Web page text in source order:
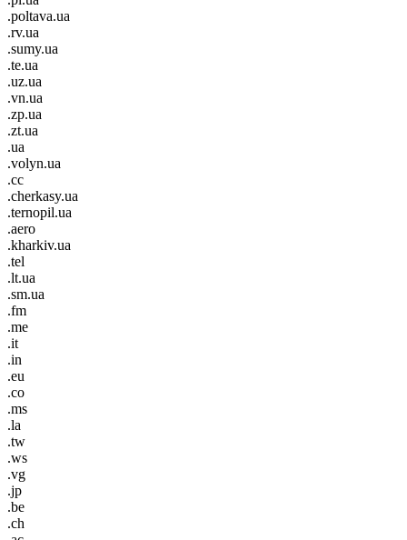
.poltava.ua
.rv.ua
.sumy.ua
.te.ua
.uz.ua
.vn.ua
.zp.ua
.zt.ua
.ua
.volyn.ua
.cc
.cherkasy.ua
.ternopil.ua
.aero
.kharkiv.ua
.tel
.lt.ua
.sm.ua
.fm
.me
.it
.in
.eu
.co
.ms
.la
.tw
.ws
.vg
.jp
.be
.ch